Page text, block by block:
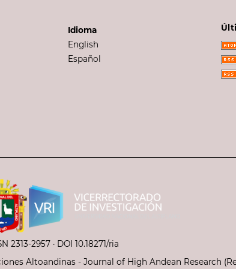
Idioma
English
Español
2313-2957 · DOI 10.18271/ria
Altoandinas - Journal of High Andean Research